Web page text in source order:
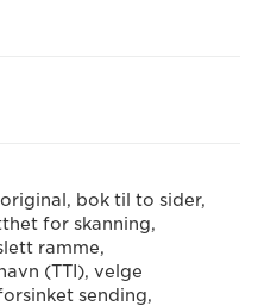
bok til to sider,
for skanning,
ramme,
(TTI), velge
sending,